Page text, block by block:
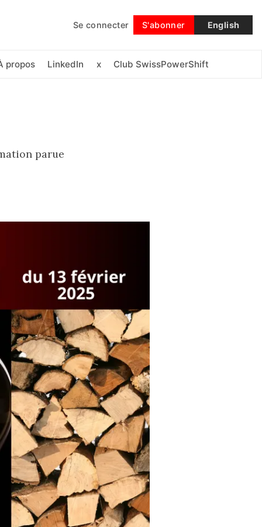
Se connecter S'abonner English
propos LinkedIn x Club SwissPowerShift
Suivre
parue